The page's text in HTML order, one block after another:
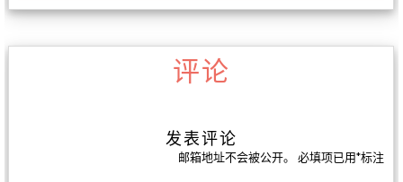
评论
发表评论
邮箱地址不会被公开。 必填项已用*标注